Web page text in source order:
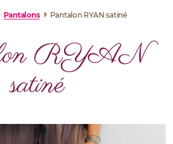
Pantalons Pantalon RYAN satiné
RYAN
satiné